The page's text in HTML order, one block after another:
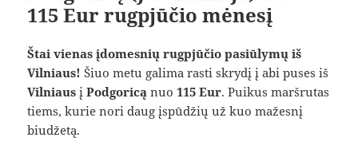
115 Eur rugpjūčio mėnesį
Štai vienas įdomesnių rugpjūčio pasiūlymų iš
Vilniaus! Šiuo metu galima rasti skrydį į abi puses iš
Vilniaus įPodgoricą nuo115 Eur. Puikus maršrutas
tiems, kurie nori daug įspūdžių už kuo mažesnį
biudžetą.